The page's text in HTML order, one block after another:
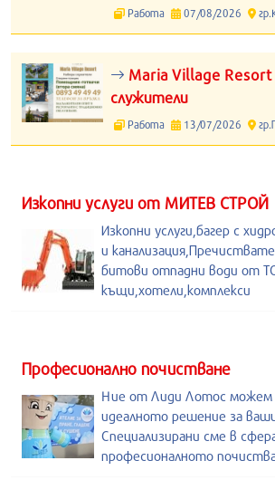
Работа 07/08/2026
Maria Village Resort
служители
Работа 13/07/2026
Изкопни услуги от МИТЕВ СТРОЙ
Изкопни услуги,багер с
и
битови отпадни води от
къщи,хотели,комплекси
Професионално почистване
Ние от Лиди Лотос можем
идеалното решение за
Специализирани сме в
професионалното